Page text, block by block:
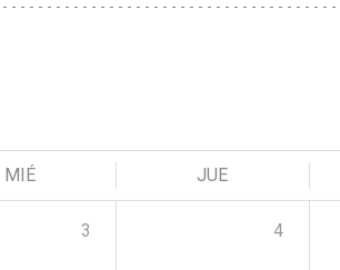
MIÉ JUE
3 4